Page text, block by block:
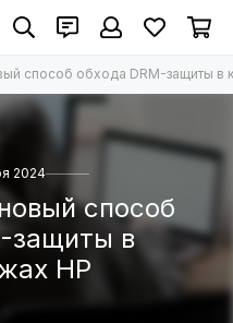
способ обхода DRM-защиты в
2024
способ
защиты в
HP